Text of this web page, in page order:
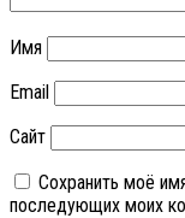
Имя
Email
Сайт
Сохранить моё
последующих моих